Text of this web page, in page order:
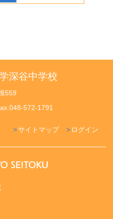
深谷中学校
559
572-1791
ログイン
サイトマップ